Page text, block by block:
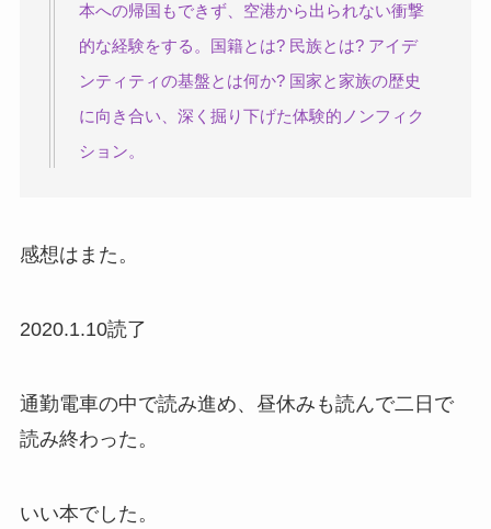
本への帰国もできず、空港から出られない衝撃
的な経験をする。国籍とは? 民族とは? アイデ
ンティティの基盤とは何か? 国家と家族の歴史
に向き合い、深く掘り下げた体験的ノンフィク
ション。
感想はまた。
2020.1.10読了
通勤電車の中で読み進め、昼休みも読んで二日で
読み終わった。
いい本でした。